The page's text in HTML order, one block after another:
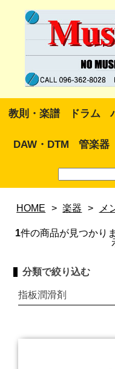
教則・楽譜 ドラム
DAW・DTM 管楽器
HOME > 楽器 > メ
1件の商品が見つかり
分類で絞り込む
指板潤滑剤